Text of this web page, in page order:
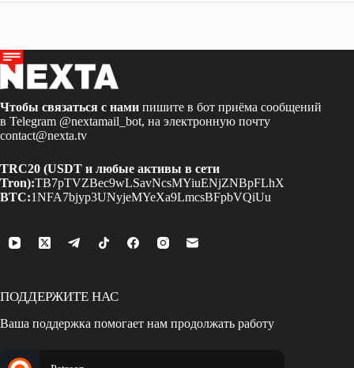
Чтобы связаться с нами пишите в бот приёма сообщений
в Telegram @nextamail_bot, на электронную почту
contact@nexta.tv
TRC20 (USDT и любые активы в сети
Tron):TB7pTVZBec9wLSavNcsMYiuENjZNBpFLhX
BTC:1NFA7bjyp3UNyjeMYeXa9LmcsBFpbVQiUu
ПОДДЕРЖИТЕ НАС
Ваша поддержка помогает нам продолжать работу